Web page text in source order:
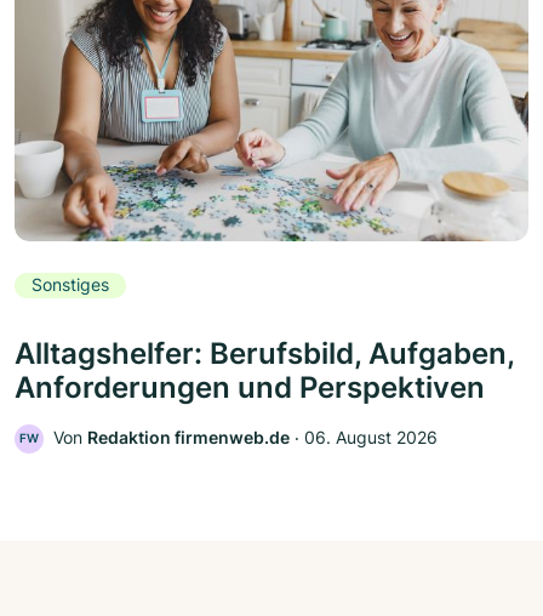
Sonstiges
Alltagshelfer: Berufsbild, Aufgaben,
Anforderungen und Perspektiven
FW Von Redaktion firmenweb.de ‧ 06. August 2026